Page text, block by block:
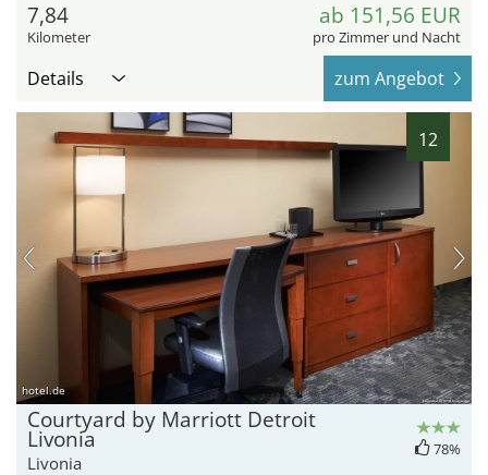
7,84
Kilometer
ab 151,56 EUR
pro Zimmer und Nacht
Details zum Angebot
12
hotel.de
Courtyard by Marriott Detroit
Livonia
Livonia
78%